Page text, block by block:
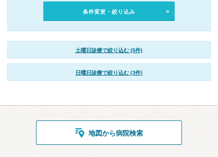
条件変更・絞り込み
土曜日診療で絞り込む (5件)
日曜日診療で絞り込む (3件)
地図から病院検索